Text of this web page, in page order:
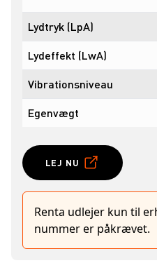
Lydtryk (LpA)
Lydeffekt (LwA)
Vibrationsniveau
Egenvægt
LEJ NU
Renta udlejer kun til
nummer er påkrævet.